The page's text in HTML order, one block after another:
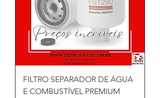
FILTRO SEPARADOR DE ÁGUA
E COMBUSTÍVEL PREMIUM